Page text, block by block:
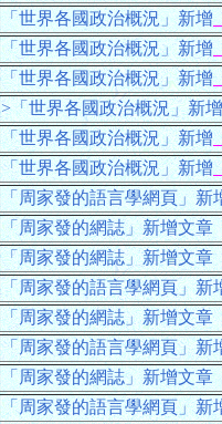
「世界各國政治概況」新增
「世界各國政治概況」新增
「世界各國政治概況」新增
>「世界各國政治概況」新增
「世界各國政治概況」新增
「世界各國政治概況」新增
「周家發的語言學網頁」新
「周家發的網誌」新增文章
「周家發的網誌」新增文章
「周家發的語言學網頁」新
「周家發的網誌」新增文章
「周家發的語言學網頁」新
「周家發的網誌」新增文章
「周家發的語言學網頁」新